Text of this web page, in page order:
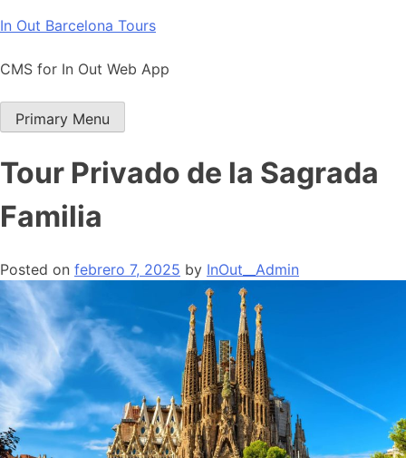
Skip
content
In Out Barcelona Tours
CMS for In Out Web App
Primary Menu
Tour Privado de la Sagrada
Familia
Posted on febrero 7, 2025 by InOut__Admin